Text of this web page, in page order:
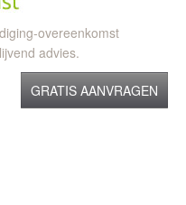
overeenkomst
advies.
GRATIS AANVRAGEN